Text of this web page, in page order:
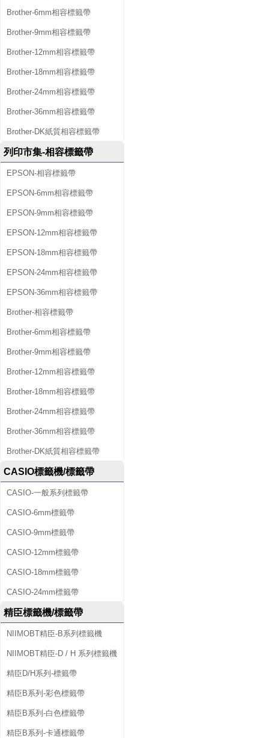
Brother-6mm相容標籤帶
Brother-9mm相容標籤帶
Brother-12mm相容標籤帶
Brother-18mm相容標籤帶
Brother-24mm相容標籤帶
Brother-36mm相容標籤帶
Brother-DK紙質相容標籤帶
列印市集-相容標籤帶
EPSON-相容標籤帶
EPSON-6mm相容標籤帶
EPSON-9mm相容標籤帶
EPSON-12mm相容標籤帶
EPSON-18mm相容標籤帶
EPSON-24mm相容標籤帶
EPSON-36mm相容標籤帶
Brother-相容標籤帶
Brother-6mm相容標籤帶
Brother-9mm相容標籤帶
Brother-12mm相容標籤帶
Brother-18mm相容標籤帶
Brother-24mm相容標籤帶
Brother-36mm相容標籤帶
Brother-DK紙質相容標籤帶
CASIO標籤機/標籤帶
CASIO-一般系列標籤帶
CASIO-6mm標籤帶
CASIO-9mm標籤帶
CASIO-12mm標籤帶
CASIO-18mm標籤帶
CASIO-24mm標籤帶
精臣標籤機/標籤帶
NIIMOBT精臣-B系列標籤機
NIIMOBT精臣-D / H 系列標籤機
精臣D/H系列-標籤帶
精臣B系列-彩色標籤帶
精臣B系列-白色標籤帶
精臣B系列-卡通標籤帶